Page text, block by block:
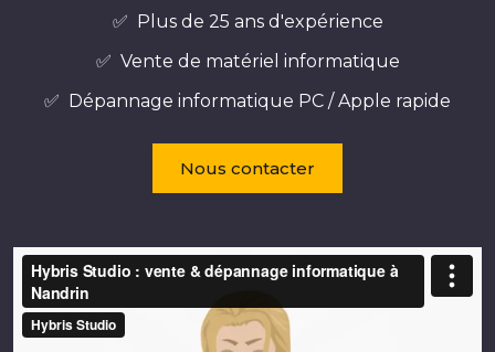
✅ Plus de 25 ans d'expérience
✅ Vente de matériel informatique
✅ Dépannage informatique PC / Apple rapide
Nous contacter